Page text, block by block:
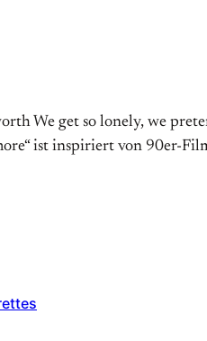
We get so lonely, we
ist inspiriert von 90er-